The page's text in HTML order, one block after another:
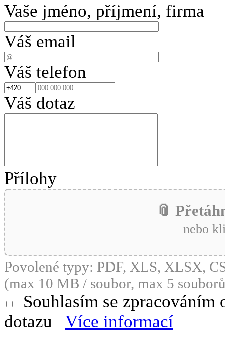
Vaše jméno, příjmení, firma
Váš email
Váš telefon
Váš dotaz
Přílohy
📎
nebo
Povolené typy: PDF, XLS, XLSX,
(max 10 MB / soubor, max 5
Souhlasím se
dotazu
Více informací